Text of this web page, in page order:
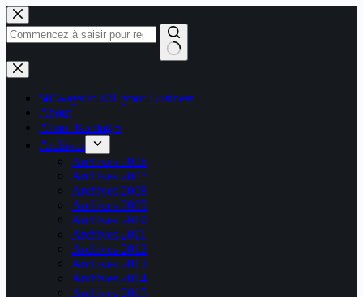
Passer
au
contenu
Aucun
résultat
50 Ways to Kill your Business
About
About Kablages
Archives
Archives 2006
Archives 2007
Archives 2008
Archives 2009
Archives 2010
Archives 2011
Archives 2012
Archives 2013
Archives 2014
Archives 2015